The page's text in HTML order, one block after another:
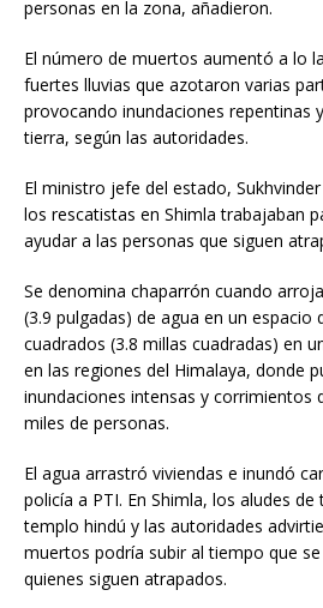
personas en la zona, añadieron.
El número de muertos aumentó a lo
fuertes lluvias que azotaron varias
provocando inundaciones repentinas
tierra, según las autoridades.
El ministro jefe del estado,
los rescatistas en Shimla trabajaban
ayudar a las personas que siguen
Se denomina chaparrón cuando
(3.9 pulgadas) de agua en un espacio
cuadrados (3.8 millas cuadradas) en
en las regiones del Himalaya, donde
inundaciones intensas y corrimientos
miles de personas.
El agua arrastró viviendas e inundó
policía a PTI. En Shimla, los aludes
templo hindú y las autoridades
muertos podría subir al tiempo que
quienes siguen atrapados.